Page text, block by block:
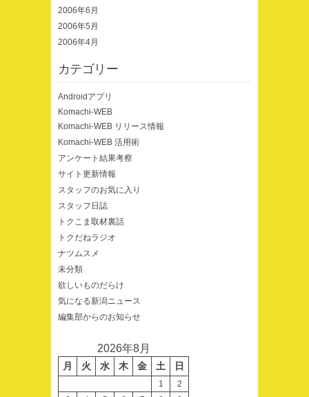
2006年6月
2006年5月
2006年4月
カテゴリー
Androidアプリ
Komachi-WEB
Komachi-WEB リリース情報
Komachi-WEB 活用術
アンケート結果考察
サイト更新情報
スタッフのお気に入り
スタッフ日誌
トクこま取材裏話
トクだねラジオ
ナツムスメ
未分類
欲しいものだらけ
気になる新潟ニュース
編集部からのお知らせ
2026年8月
月 火 水 木 金 土 日
1
2